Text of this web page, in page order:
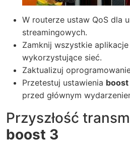
W routerze ustaw QoS dla
streamingowych.
Zamknij wszystkie
wykorzystujące sieć.
Zaktualizuj
Przetestuj ustawienia boost
przed głównym
Przyszłość
boost 3